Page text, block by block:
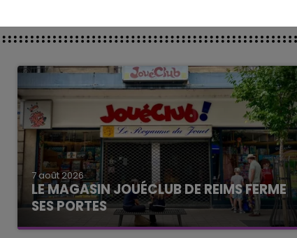
7 août 2026
LE MAGASIN JOUÉCLUB DE REIMS FERME
SES PORTES
C'était l'une des institutions du centre-ville